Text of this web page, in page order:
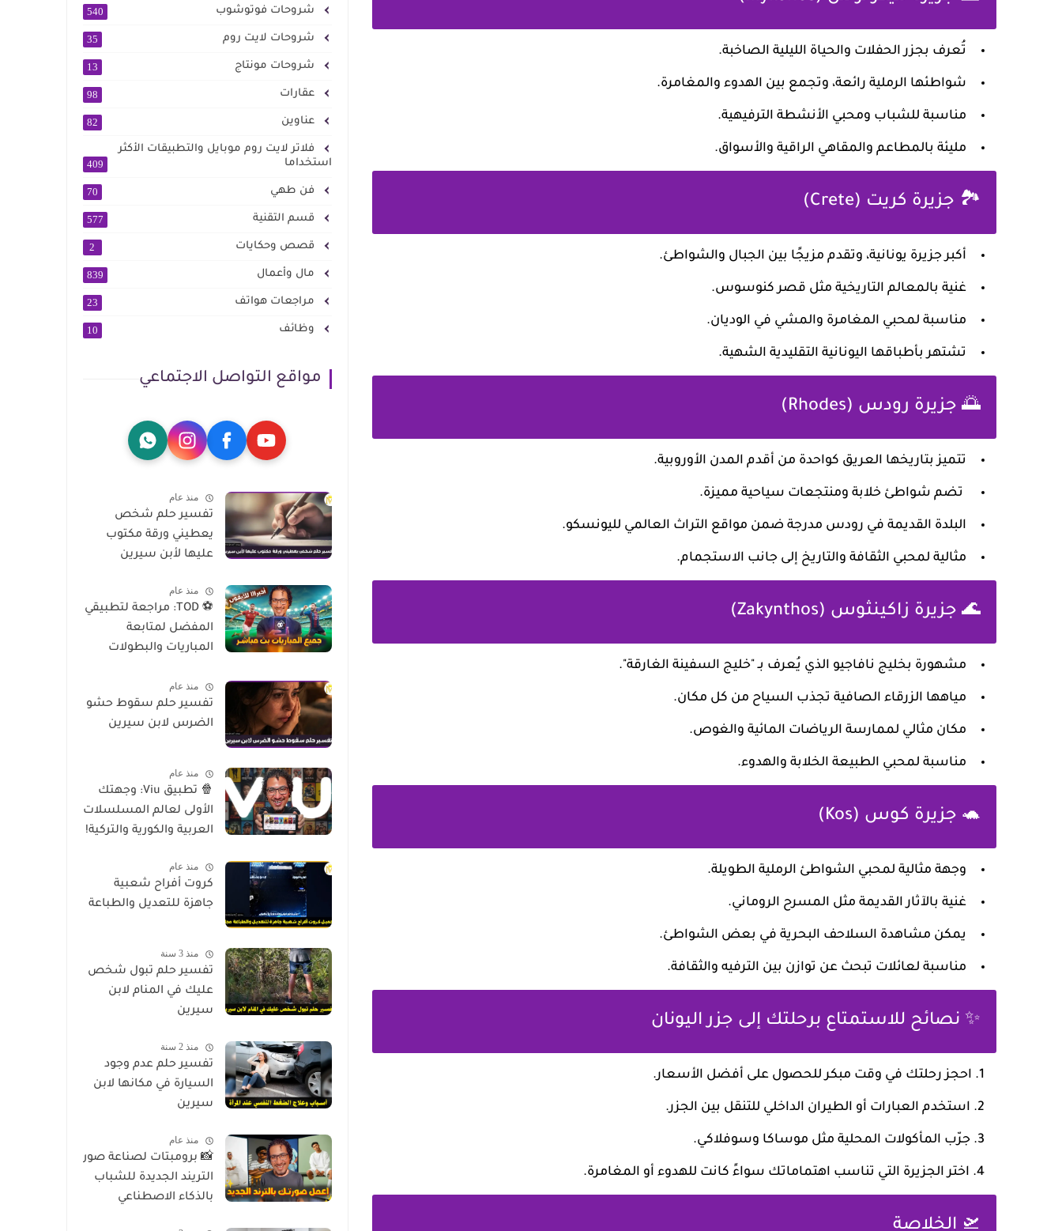
تُعرف بجزر الحفلات والحياة الليلية الصاخبة.
شواطئها الرملية رائعة، وتجمع بين الهدوء والمغامرة.
مناسبة للشباب ومحبي الأنشطة الترفيهية.
مليئة بالمطاعم والمقاهي الراقية والأسواق.
🏞️ جزيرة كريت (Crete)
أكبر جزيرة يونانية، وتقدم مزيجًا بين الجبال والشواطئ.
غنية بالمعالم التاريخية مثل قصر كنوسوس.
مناسبة لمحبي المغامرة والمشي في الوديان.
تشتهر بأطباقها اليونانية التقليدية الشهية.
🌅 جزيرة رودس (Rhodes)
تتميز بتاريخها العريق كواحدة من أقدم المدن الأوروبية.
تضم شواطئ خلابة ومنتجعات سياحية مميزة.
البلدة القديمة في رودس مدرجة ضمن مواقع التراث العالمي لليونسكو.
مثالية لمحبي الثقافة والتاريخ إلى جانب الاستجمام.
🌊 جزيرة زاكينثوس (Zakynthos)
مشهورة بخليج نافاجيو الذي يُعرف بـ "خليج السفينة الغارقة".
مياهها الزرقاء الصافية تجذب السياح من كل مكان.
مكان مثالي لممارسة الرياضات المائية والغوص.
مناسبة لمحبي الطبيعة الخلابة والهدوء.
🐢 جزيرة كوس (Kos)
وجهة مثالية لمحبي الشواطئ الرملية الطويلة.
غنية بالآثار القديمة مثل المسرح الروماني.
يمكن مشاهدة السلاحف البحرية في بعض الشواطئ.
مناسبة لعائلات تبحث عن توازن بين الترفيه والثقافة.
✨ نصائح للاستمتاع برحلتك إلى جزر اليونان
احجز رحلتك في وقت مبكر للحصول على أفضل الأسعار.
استخدم العبارات أو الطيران الداخلي للتنقل بين الجزر.
جرّب المأكولات المحلية مثل موساكا وسوفلاكي.
اختر الجزيرة التي تناسب اهتماماتك سواءً كانت للهدوء أو المغامرة.
🛫 الخلاصة
شروحات فوتوشوب 540
شروحات لايت روم 35
شروحات مونتاج 13
عقارات 98
عناوين 82
فلاتر لايت روم موبايل والتطبيقات الأكثر
استخداما
409
فن طهي 70
قسم التقنية 577
قصص وحكايات 2
مال وأعمال 839
مراجعات هواتف 23
وظائف 10
مواقع التواصل الاجتماعي
منذ عام
تفسير حلم شخص
يعطيني ورقة مكتوب
عليها لأبن سيرين
منذ عام
⚽ TOD: مراجعة لتطبيقي
المفضل لمتابعة
المباريات والبطولات
منذ عام
تفسير حلم سقوط حشو
الضرس لابن سيرين
منذ عام
🍿 تطبيق Viu: وجهتك
الأولى لعالم المسلسلات
العربية والكورية والتركية!
منذ عام
كروت أفراح شعبية
جاهزة للتعديل والطباعة
منذ 3 سنة
تفسير حلم تبول شخص
عليك في المنام لابن
سيرين
منذ 2 سنة
تفسير حلم عدم وجود
السيارة في مكانها لابن
سيرين
منذ عام
📸 برومبتات لصناعة صور
التريند الجديدة للشباب
بالذكاء الاصطناعي